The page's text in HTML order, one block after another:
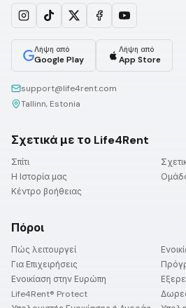
Λήψη από
Google Play
Λήψη από
App Store
support@life4rent.com
Tallinn, Estonia
Σχετικά με το Life4Rent
Σπίτι
Η Ιστορία μας
Κέντρο βοήθειας
Πόροι
Πώς λειτουργεί
Για Επιχειρήσεις
Ενοικίαση στην Ευρώπη
Life4Rent® Protect